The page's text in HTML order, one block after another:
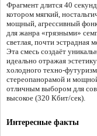
Фрагмент длится 40
котором мягкий,
мощный, агрессивный
для жанра «грязными»
светлая, почти эстрадная
Эта смесь создаёт
идеально отражая
холодного техно-
стереопанорамой и
отличным выбором для
высокое (320 Кбит/сек).
Интересные факты